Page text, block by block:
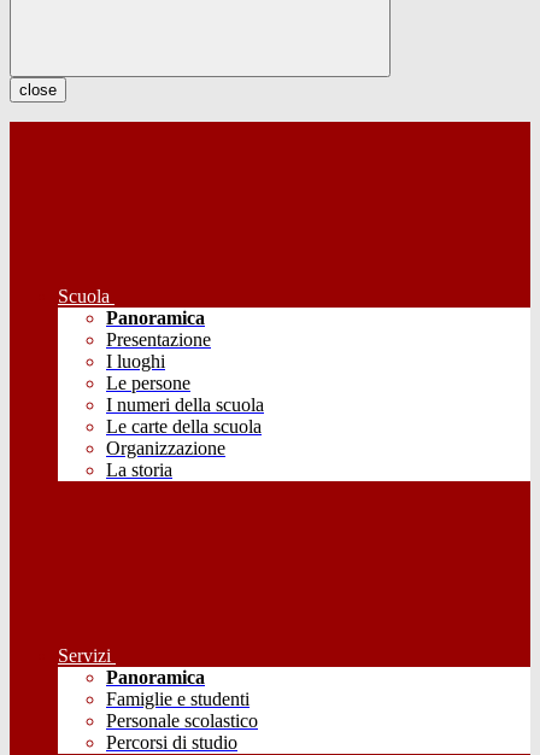
close
Scuola
Panoramica
Presentazione
I luoghi
Le persone
I numeri della scuola
Le carte della scuola
Organizzazione
La storia
Servizi
Panoramica
Famiglie e studenti
Personale scolastico
Percorsi di studio